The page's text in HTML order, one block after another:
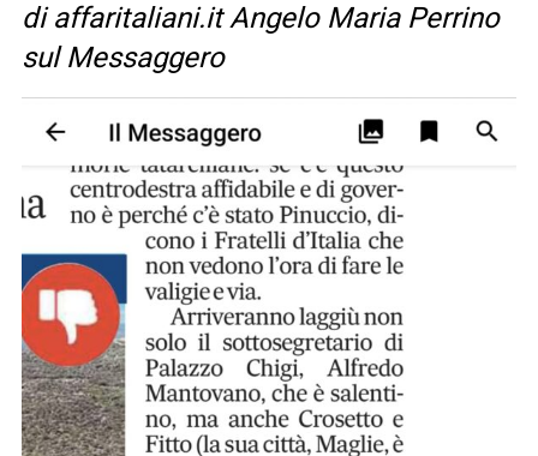
di affaritaliani.it Angelo Maria Perrino
sul Messaggero